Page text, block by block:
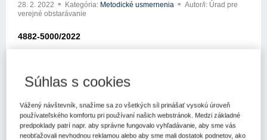
28. 2. 2022 Kategória: Metodické usmernenia
Autor/i: Úrad pre
verejné obstarávanie
4882-5000/2022
Úradu pre verejné obstarávanie
Bratislava: 28.02.2022
Elektronickou poštou zo dňa 26.01.2022 ste sa obrátili na Úrad pre
verejné obstarávanie (ďalej len „úrad“) so žiadosťou o usmernenie
Súhlas s cookies
Vážený návštevník, snažíme sa zo všetkých síl prinášať vysokú úroveň
používateľského komfortu pri používaní našich webstránok. Medzi základné
predpoklady patrí napr. aby správne fungovalo vyhľadávanie, aby sme vás
neobťažovali nevhodnou reklamou alebo aby sme mali dostatok podnetov, ako